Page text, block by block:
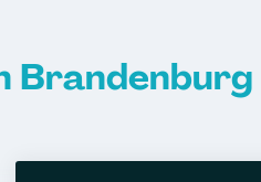
Brandenburg